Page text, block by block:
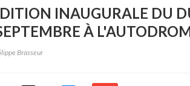
INAUGURALE DU
À
Brasseur